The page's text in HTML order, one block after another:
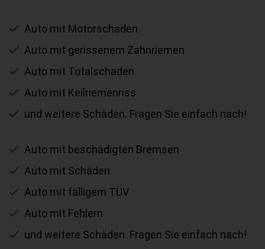
Auto mit Motorschaden
Auto mit gerissenem Zahnriemen
Auto mit Totalschaden
Auto mit Keilriemenriss
und weitere Schäden. Fragen Sie einfach nach!
Auto mit beschädigten Bremsen
Auto mit Schäden
Auto mit fälligem TÜV
Auto mit Fehlern
und weitere Schäden. Fragen Sie einfach nach!